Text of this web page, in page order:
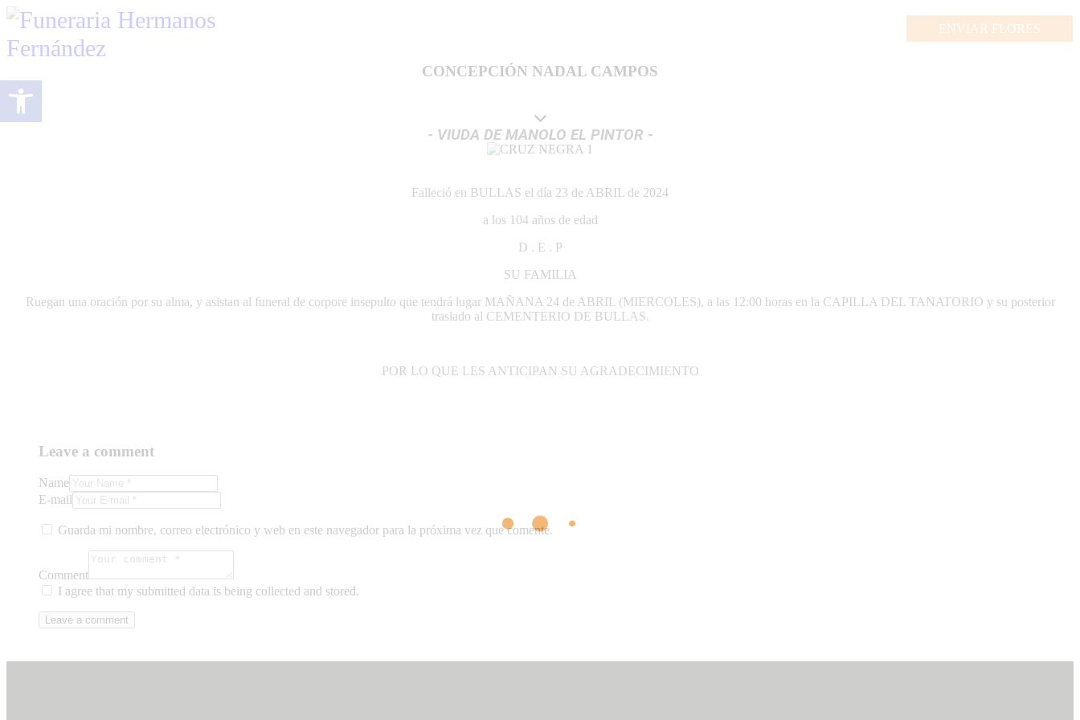
ENVIAR FLORES
CONCEPCIÓN NADAL CAMPOS
- VIUDA DE MANOLO EL PINTOR -
Falleció en BULLAS el día 23 de ABRIL de 2024
a los 104 años de edad
D . E . P
SU FAMILIA
Ruegan una oración por su alma, y asistan al funeral de corpore insepulto que tendrá lugar MAÑANA 24 de ABRIL (MIERCOLES), a las 12:00 horas en la CAPILLA DEL TANATORIO y su posterior
traslado al CEMENTERIO DE BULLAS.
POR LO QUE LES ANTICIPAN SU AGRADECIMIENTO
Leave a comment
Name
E-mail
Guarda mi nombre, correo electrónico y web en este navegador para la próxima vez que comente.
Comment
I agree that my submitted data is being collected and stored.
Abrir barra de herramientas